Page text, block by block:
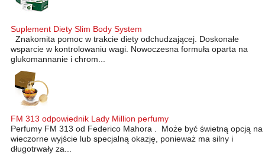
Suplement Diety Slim Body System
Znakomita pomoc w trakcie diety odchudzającej. Doskonałe
wsparcie w kontrolowaniu wagi. Nowoczesna formuła oparta na
glukomannanie i chrom...
FM 313 odpowiednik Lady Million perfumy
Perfumy FM 313 od Federico Mahora . Może być świetną opcją na
wieczorne wyjście lub specjalną okazję, ponieważ ma silny i
długotrwały za...